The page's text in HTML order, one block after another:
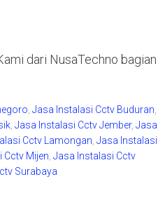
dari NusaTechno bagian
Jasa Instalasi Cctv Buduran
Jasa Instalasi Cctv Jember, Jasa
Cctv Lamongan Jasa Instalasi
Cctv Mijen Jasa Instalasi Cctv
Surabaya